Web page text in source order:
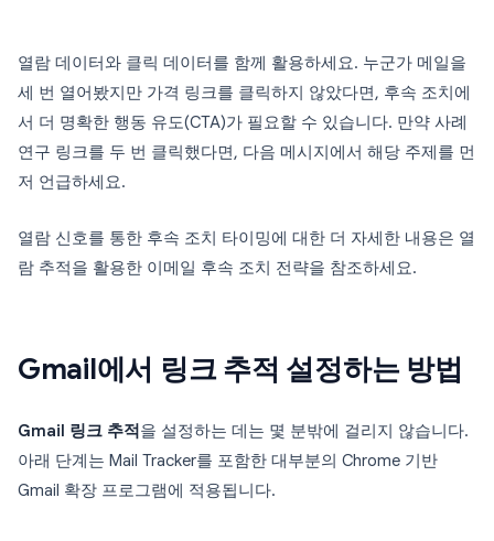
열람 데이터와 클릭 데이터를 함께 활용하세요. 누군가 메일을
세 번 열어봤지만 가격 링크를 클릭하지 않았다면, 후속 조치에
서 더 명확한 행동 유도(CTA)가 필요할 수 있습니다. 만약 사례
연구 링크를 두 번 클릭했다면, 다음 메시지에서 해당 주제를 먼
저 언급하세요.
열람 신호를 통한 후속 조치 타이밍에 대한 더 자세한 내용은 열
람 추적을 활용한 이메일 후속 조치 전략을 참조하세요.
Gmail에서 링크 추적 설정하는 방법
Gmail 링크 추적을 설정하는 데는 몇 분밖에 걸리지 않습니다.
아래 단계는 Mail Tracker를 포함한 대부분의 Chrome 기반
Gmail 확장 프로그램에 적용됩니다.